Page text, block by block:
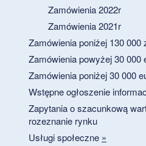
Zamówienia 2022r
Zamówienia 2021r
Zamówienia poniżej 130 000
Zamówienia powyżej 30 000
Zamówienia poniżej 30 000
Wstępne ogłoszenie
Zapytania o szacunkową
rozeznanie rynku
Usługi społeczne »